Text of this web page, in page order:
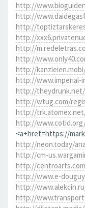
http://
http://
http://
http://
http://
http://
http://
http://www.imperial-
http://theydrunk.net/
http://wtug.com/
http://
http://
<a+href=https://
http://neon.today/
http://cm-
http://
http://www.e-
http://
http://